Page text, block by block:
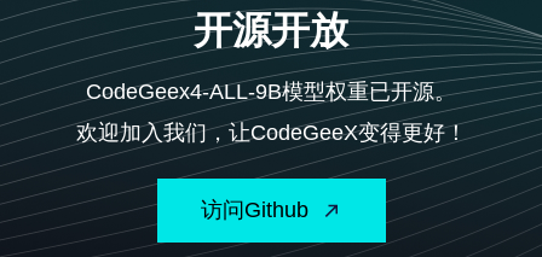
开源开放
CodeGeex4-ALL-9B模型权重已开源。
欢迎加入我们，让CodeGeeX变得更好！
访问Github